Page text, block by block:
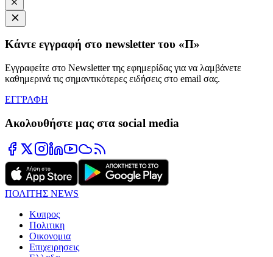
Κάντε εγγραφή στο newsletter του «Π»
Εγγραφείτε στο Newsletter της εφημερίδας για να λαμβάνετε
καθημερινά τις σημαντικότερες ειδήσεις στο email σας.
ΕΓΓΡΑΦΗ
Ακολουθήστε μας στα social media
ΠΟΛΙΤΗΣ NEWS
Κυπρος
Πολιτικη
Οικονομια
Επιχειρησεις